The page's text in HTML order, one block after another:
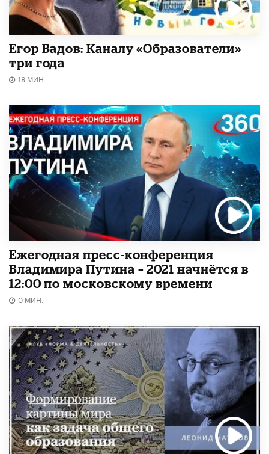
Егор Вадов: Каналу «Образователи»
три года
18 МИН.
Ежегодная пресс-конференция
Владимира Путина – 2021 начнётся в
12:00 по московскому времени
0 МИН.